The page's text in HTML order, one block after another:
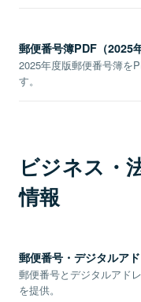
郵便番号簿PDF（2025
2025年度版郵便番号簿を
す。
ビジネス・
情報
郵便番号・デジタルア
郵便番号とデジタルアド
を提供。